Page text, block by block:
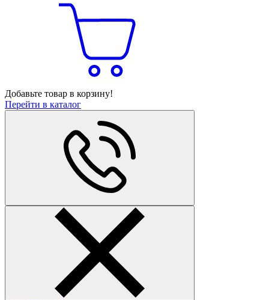
Добавьте товар в корзину!
Перейти в каталог